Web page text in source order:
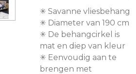
✳︎ Savanne vliesbehang
✳︎ Diameter van 190 cm
✳︎ De behangcirkel is
mat en diep van kleur
✳︎ Eenvoudig aan te
brengen met